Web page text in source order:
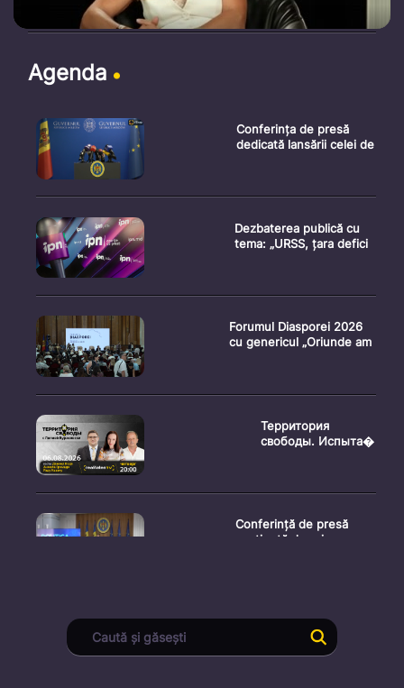
Agenda
Conferința de presă
dedicată lansării celei de
Dezbaterea publică cu
tema: „URSS, țara defici
Forumul Diasporei 2026
cu genericul „Oriunde am
Территория
свободы. Испыта�
Conferință de presă
susținută de prim-
Ședința Consiliului
Superior al Procurorilor
din